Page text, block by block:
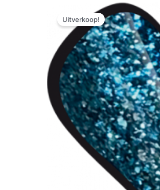
Uitverkoop!